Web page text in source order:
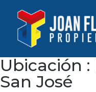
Ubicación :
San José